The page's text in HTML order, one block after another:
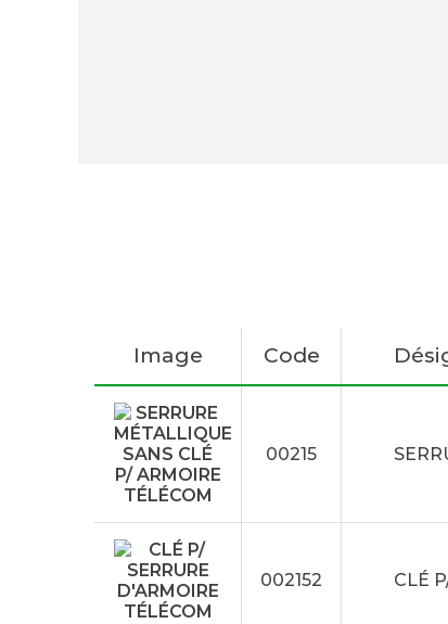
Image Code
00215
002152 CLÉ